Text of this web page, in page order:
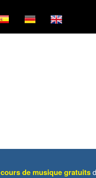
cours de musique gratuits